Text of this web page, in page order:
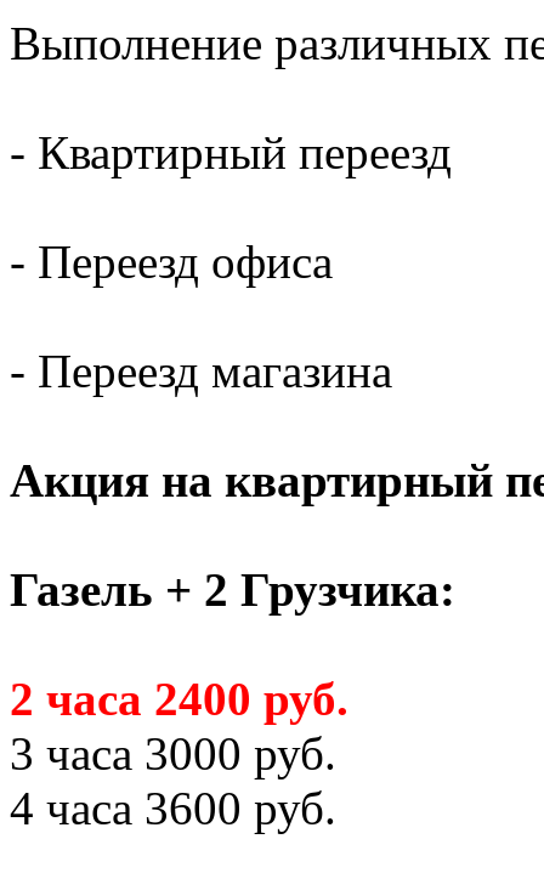
Выполнение различных
- Квартирный переезд
- Переезд офиса
- Переезд магазина
Акция на квартирный
Газель + 2 Грузчика:
2 часа 2400 руб.
3 часа 3000 руб.
4 часа 3600 руб.